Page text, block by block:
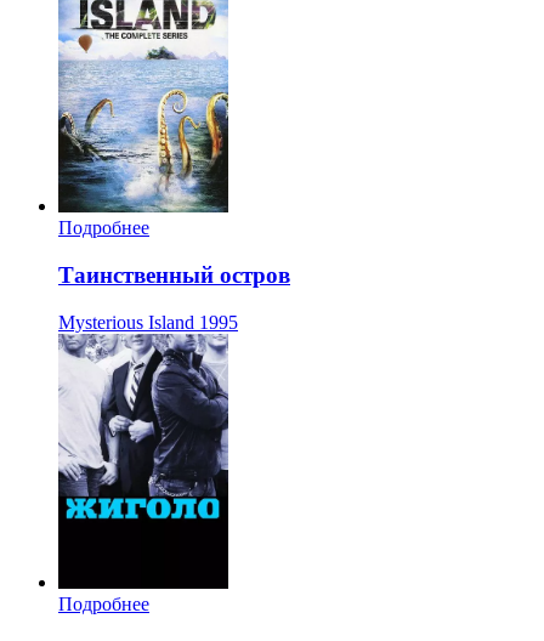
Подробнее
Таинственный остров
Mysterious Island 1995
Подробнее